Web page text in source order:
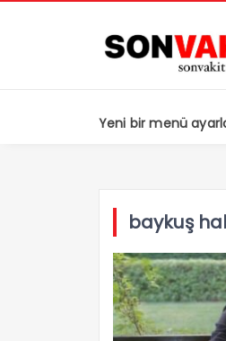
Yeni bir menü
baykuş